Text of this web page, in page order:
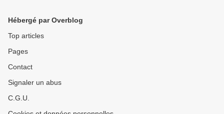
Hébergé par Overblog
Top articles
Pages
Contact
Signaler un abus
C.G.U.